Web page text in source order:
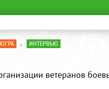
. ИНТЕРВЬЮ
ветеранов